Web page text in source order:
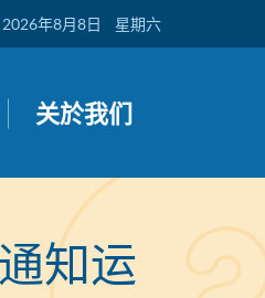
2026年8月8日 星期六
关於我们
知运